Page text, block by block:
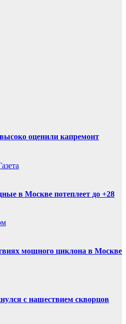
оценили капремонт
в Москве потеплеет до +28
мощного циклона в Москве
с нашествием скворцов